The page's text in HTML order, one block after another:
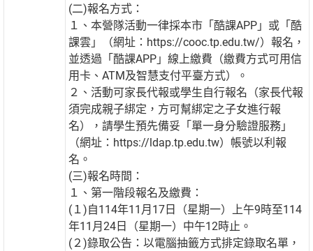
(二)報名方式：
１、本營隊活動一律採本市「酷課APP」或「酷
課雲」（網址：https://cooc.tp.edu.tw/）報名，
並透過「酷課APP」線上繳費（繳費方式可用信
用卡、ATM及智慧支付平臺方式）。
２、活動可家長代報或學生自行報名（家長代報
須完成親子綁定，方可幫綁定之子女進行報
名），請學生預先備妥「單一身分驗證服務」
（網址：https://ldap.tp.edu.tw）帳號以利報
名。
(三)報名時間：
１、第一階段報名及繳費：
(１)自114年11月17日（星期一）上午9時至114
年11月24日（星期一）中午12時止。
(２)錄取公告：以電腦抽籤方式排定錄取名單，